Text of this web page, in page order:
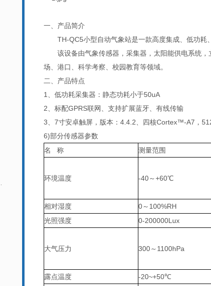
一、产品简介
TH-QC5小型自动气象站是一款高度集成、低功耗
该设备由气象传感器，采集器，太阳能供电系统，
场、港口、科学考察、校园教育等领域。
二、产品特点
1、低功耗采集器：静态功耗小于50uA
2、标配GPRS联网、支持扩展蓝牙、有线传输
3、7寸安卓触屏，版本：4.4.2、四核Cortex™-A7，
6)部分传感器参数
名 称
测量范围
环境温度 -40～+60℃
相对湿度 0～100%RH
光照强度
0-200000Lux
大气压力 300～1100hPa
露点温度 -20~+50℃